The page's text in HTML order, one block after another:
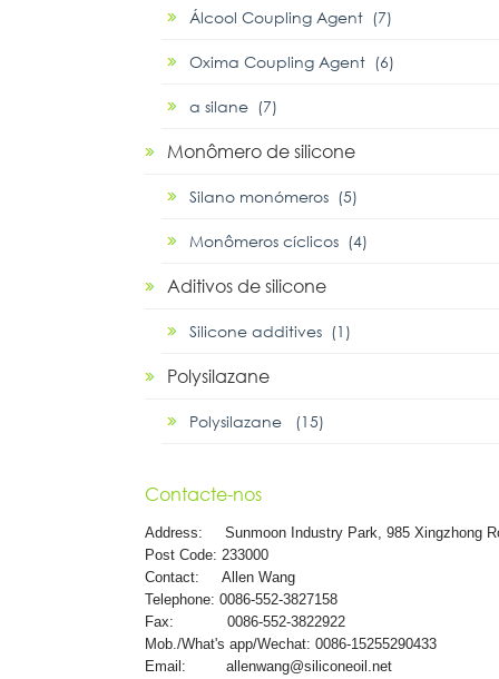
Álcool Coupling Agent (7)
Oxima Coupling Agent (6)
α silane (7)
Monômero de silicone
Silano monómeros (5)
Monômeros cíclicos (4)
Aditivos de silicone
Silicone additives (1)
Polysilazane
Polysilazane (15)
Contacte-nos
Address: Sunmoon Industry Park, 985 Xingzhong
Post Code: 233000
Contact: Allen Wang
Telephone: 0086-552-3827158
Fax: 0086-552-3822922
Mob./What's app/Wechat: 0086-15255290433
Email: allenwang@siliconeoil.net